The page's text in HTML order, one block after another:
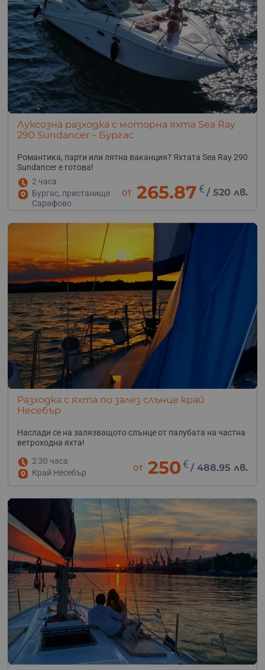
Луксозна разходка с моторна яхта Sea Ray
290 Sundancer – Бургас
Романтика, парти или лятна ваканция? Яхтата Sea Ray 290
Sundancer е готова!
2 часа
Бургас, пристанище
Сарафово
от 265.87 € /520 лв.
Разходка с яхта по залез слънце край
Несебър
Наслади се на залязващото слънце от палубата на частна
ветроходна яхта!
2:30 часа
Край Несебър
от 250 € / 488.95 лв.